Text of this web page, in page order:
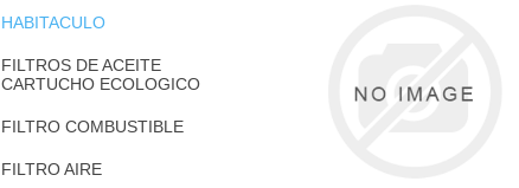
HABITACULO
FILTROS DE ACEITE
CARTUCHO ECOLOGICO
FILTRO COMBUSTIBLE
FILTRO AIRE